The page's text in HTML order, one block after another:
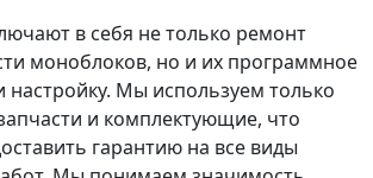
в себя не только ремонт
моноблоков, но и их программное
настройку. Мы используем только
и комплектующие, что
гарантию на все виды